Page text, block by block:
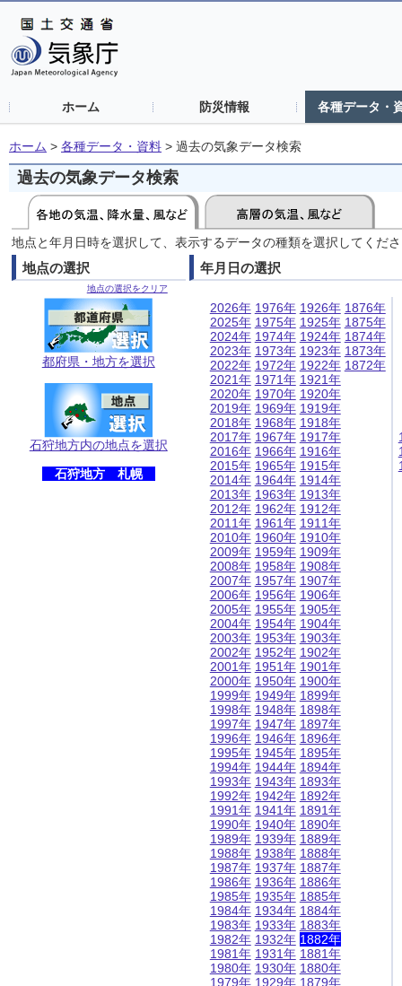
ホーム 防災情報 各種データ・
ホーム > 各種データ・資料 > 過去の気象データ検索
過去の気象データ検索
地点と年月日時を選択して、表示するデータの種類を選択してくだ
地点の選択
地点の選択をクリア
都府県・地方を選択
石狩地方内の地点を選択
石狩地方 札幌
年月日の選択
2026年
2025年
2024年
2023年
2022年
2021年
2020年
2019年
2018年
2017年
2016年
2015年
2014年
2013年
2012年
2011年
2010年
2009年
2008年
2007年
2006年
2005年
2004年
2003年
2002年
2001年
2000年
1999年
1998年
1997年
1996年
1995年
1994年
1993年
1992年
1991年
1990年
1989年
1988年
1987年
1986年
1985年
1984年
1983年
1982年
1981年
1980年
1979年
1976年
1975年
1974年
1973年
1972年
1971年
1970年
1969年
1968年
1967年
1966年
1965年
1964年
1963年
1962年
1961年
1960年
1959年
1958年
1957年
1956年
1955年
1954年
1953年
1952年
1951年
1950年
1949年
1948年
1947年
1946年
1945年
1944年
1943年
1942年
1941年
1940年
1939年
1938年
1937年
1936年
1935年
1934年
1933年
1932年
1931年
1930年
1929年
1926年
1925年
1924年
1923年
1922年
1921年
1920年
1919年
1918年
1917年
1916年
1915年
1914年
1913年
1912年
1911年
1910年
1909年
1908年
1907年
1906年
1905年
1904年
1903年
1902年
1901年
1900年
1899年
1898年
1897年
1896年
1895年
1894年
1893年
1892年
1891年
1890年
1889年
1888年
1887年
1886年
1885年
1884年
1883年
1882年
1881年
1880年
1879年
1876年
1875年
1874年
1873年
1872年